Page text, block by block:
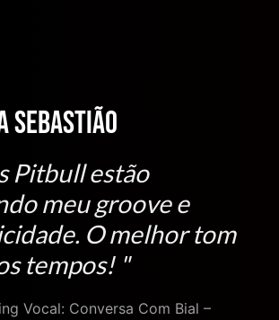
Sebastião
Pitbull estão
meu groove e
O melhor tom
tempos! "
Vocal: Conversa Com Bial –